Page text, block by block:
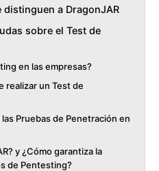
a DragonJAR
sobre el Test de
en las empresas?
realizar un Test de
Pruebas de Penetración en
y ¿Cómo garantiza la
de Pentesting?